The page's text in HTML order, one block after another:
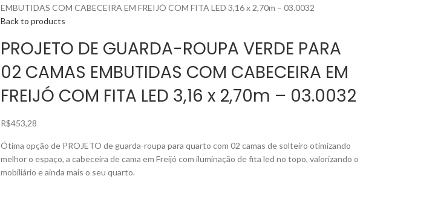
EMBUTIDAS COM CABECEIRA EM FREIJÓ COM FITA LED 3,16 x 2,70m – 03.0032
Back to products
PROJETO DE GUARDA-ROUPA VERDE PARA
02 CAMAS EMBUTIDAS COM CABECEIRA EM
FREIJÓ COM FITA LED 3,16 x 2,70m – 03.0032
R$453,28
Ótima opção de PROJETO de guarda-roupa para quarto com 02 camas de solteiro otimizando
melhor o espaço, a cabeceira de cama em Freijó com iluminação de fita led no topo, valorizando o
mobiliário e ainda mais o seu quarto.